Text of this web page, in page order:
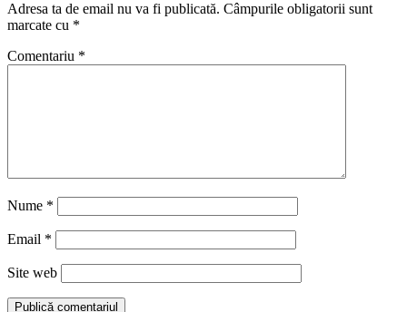
Adresa ta de email nu va fi publicată. Câmpurile obligatorii sunt
marcate cu *
Comentariu *
Nume *
Email *
Site web